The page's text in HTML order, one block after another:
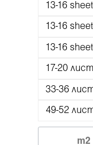
13-16
13-16
13-16
17-20
33-36
49-52